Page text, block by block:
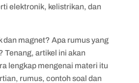
elektronik, kelistrikan, dan
dan magnet? Apa rumus yang
Tenang, artikel ini akan
lengkap mengenai materi itu
rumus, contoh soal dan